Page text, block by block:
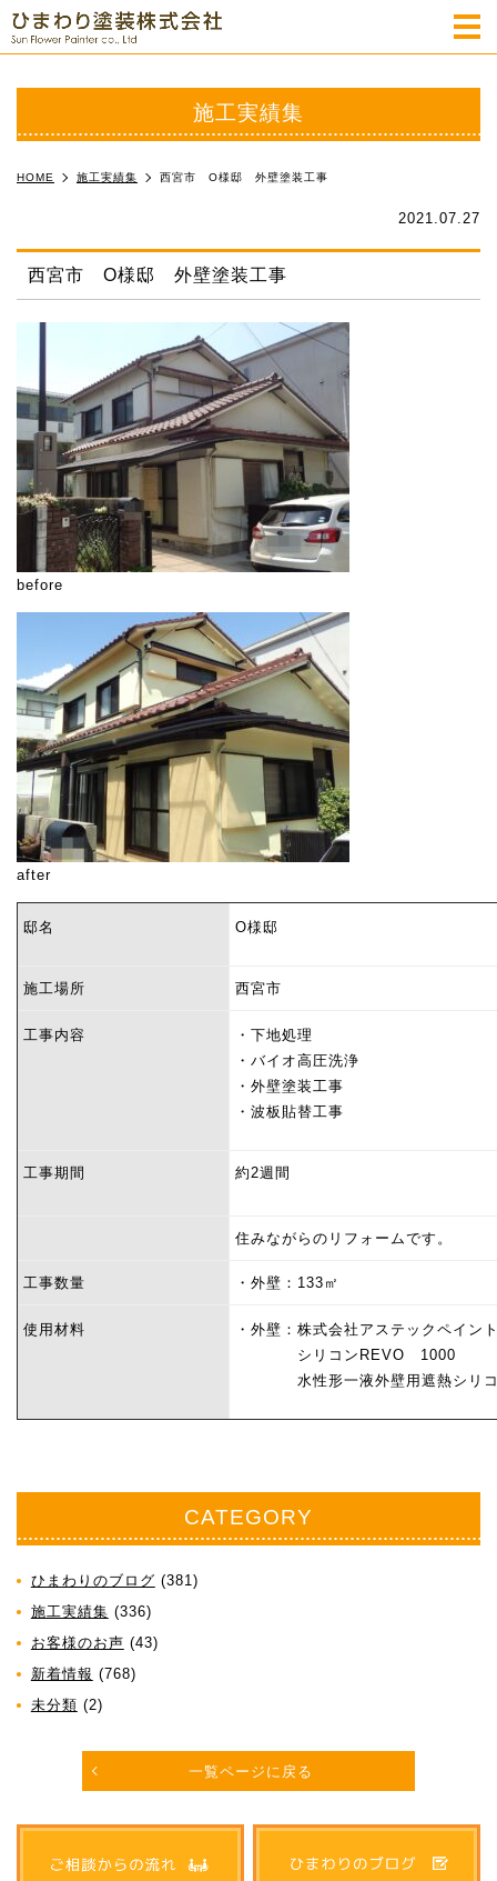
施工実績集
HOME 施工実績集 西宮市 O様邸 外壁塗装工事
2021.07.27
西宮市 O様邸 外壁塗装工事
before
after
邸名 O様邸
施工場所 西宮市
工事内容
・下地処理
・バイオ高圧洗浄
・ 外壁塗装工事
・波板貼替工事
工事期間 約2週間
住みながらのリフォームです。
工事数量 ・外壁：133㎡
使用材料
・外壁：株式会社アステックペイン
シリコンREVO 1000
水性形一液外壁用遮熱シリコ
CATEGORY
ひまわりのブログ (381)
施工実績集 (336)
お客様のお声 (43)
新着情報 (768)
未分類 (2)
一覧ページに戻る